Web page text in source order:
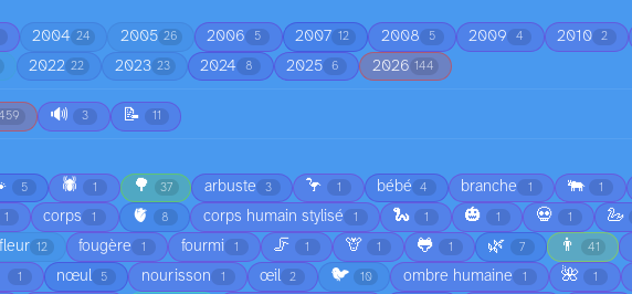
2004 24 2005 26 2006 5 2007 12 2008 5 2009 4 2010 2
2022 22 2023 23 2024 8 2025 6 2026 144
🔊 3 📝 11
5 🕷️ 1 🌳 37 arbuste 3 🦩 1 bébé 4 branche 1 🐃 1
1 corps 1 🫀 8 corps humain stylisé 1 🐍 1 🎃 1 💀 1 🦢
fleur 12 fougère 1 fourmi 1 🦵 1 🦒 1 🐸 1 🌿 7 👨 41
1 nœul 5 nourisson 1 œil 2 🐦 10 ombre humaine 1 🌺 1